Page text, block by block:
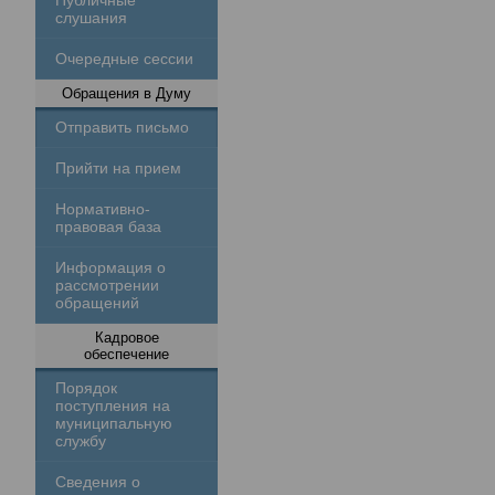
слушания
Очередные сессии
Обращения в Думу
Отправить письмо
Прийти на прием
Нормативно-
правовая база
Информация о
рассмотрении
обращений
Кадровое
обеспечение
Порядок
поступления на
муниципальную
службу
Сведения о